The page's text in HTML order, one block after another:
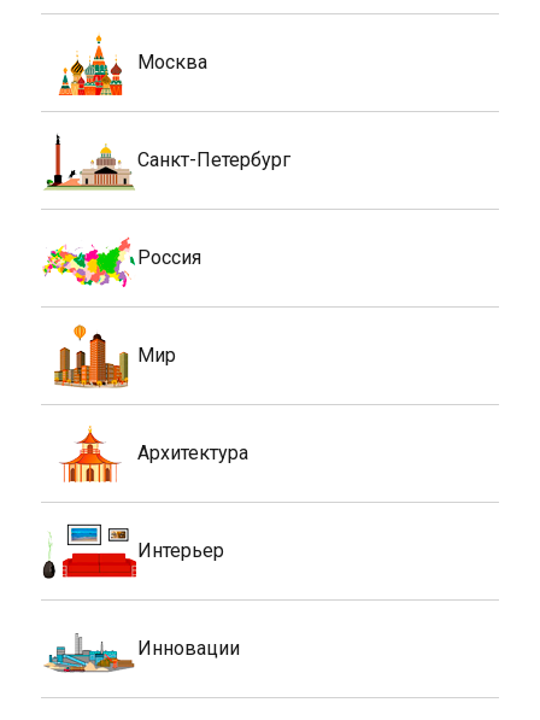
Москва
Санкт-Петербург
Россия
Мир
Архитектура
Интерьер
Инновации